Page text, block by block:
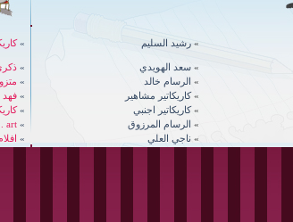
»
»
»
» فهد
»
» art .. نقل المباريات
»
» رشيد السليم
» سعد الهويدي
» الرسام خالد
» كاريكاتير مشاهير
» كاريكاتير اجنبي
» الرسام المرزوق
» ناجي العلي